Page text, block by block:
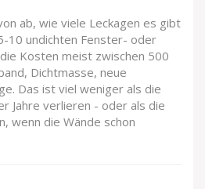
ab, wie viele Leckagen es gibt
10 undichten Fenster- oder
Kosten meist zwischen 500
Dichtmasse, neue
Das ist viel weniger als die
Jahre verlieren - oder als die
wenn die Wände schon